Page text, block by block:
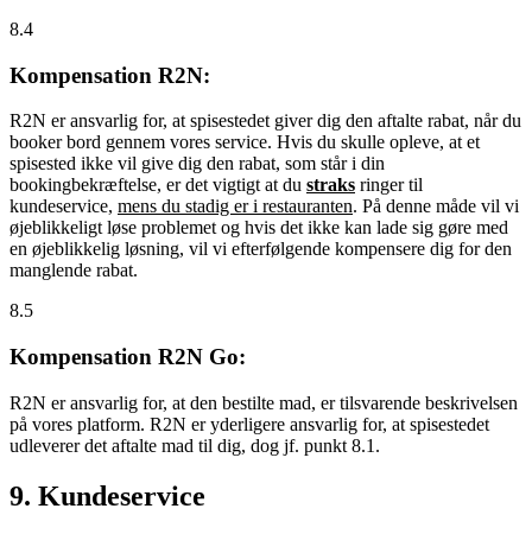
8.4
Kompensation R2N:
R2N er ansvarlig for, at spisestedet giver dig den aftalte rabat, når du
booker bord gennem vores service. Hvis du skulle opleve, at et
spisested ikke vil give dig den rabat, som står i din
bookingbekræftelse, er det vigtigt at du straks ringer til
kundeservice, mens du stadig er i restauranten. På denne måde vil vi
øjeblikkeligt løse problemet og hvis det ikke kan lade sig gøre med
en øjeblikkelig løsning, vil vi efterfølgende kompensere dig for den
manglende rabat.
8.5
Kompensation R2N Go:
R2N er ansvarlig for, at den bestilte mad, er tilsvarende beskrivelsen
på vores platform. R2N er yderligere ansvarlig for, at spisestedet
udleverer det aftalte mad til dig, dog jf. punkt 8.1.
9. Kundeservice